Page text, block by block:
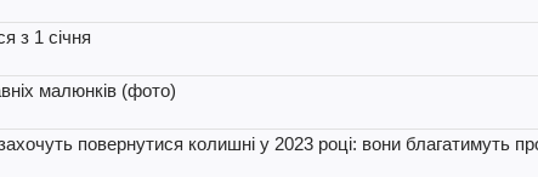
з 1 січня
малюнків (фото)
захочуть повернутися колишні у 2023 році: вони благатимуть